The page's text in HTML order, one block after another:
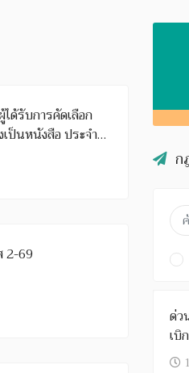
ด้รับการคัดเลือก
งสือ ประจำ
2-69
ก
ด่ว
เบิ